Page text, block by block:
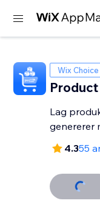
Wix Choice
Lag
genererer
4.355